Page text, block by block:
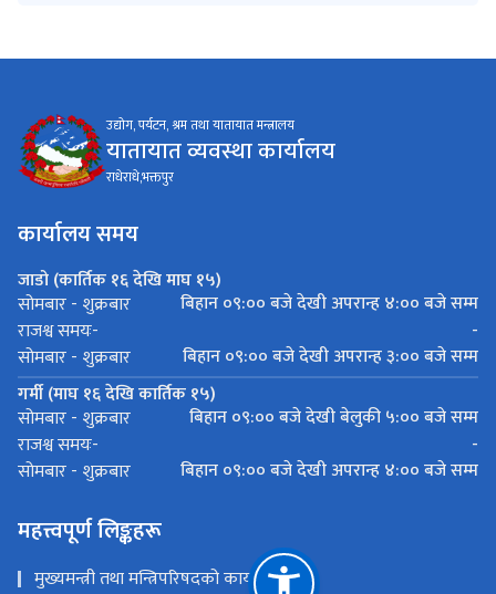
उद्योग, पर्यटन, श्रम तथा यातायात मन्त्रालय
यातायात व्यवस्था कार्यालय
राधेराधे,भक्तपुर
कार्यालय समय
जाडो (कार्तिक १६ देखि माघ १५)
सोमबार - शुक्रबार
बिहान ०९:०० बजे देखी अपरान्ह ४:०० बजे सम्म
राजश्व समयः-
-
सोमबार - शुक्रबार
बिहान ०९:०० बजे देखी अपरान्ह ३:०० बजे सम्म
गर्मी (माघ १६ देखि कार्तिक १५)
सोमबार - शुक्रबार
बिहान ०९:०० बजे देखी बेलुकी ५:०० बजे सम्म
राजश्व समयः-
-
सोमबार - शुक्रबार
बिहान ०९:०० बजे देखी अपरान्ह ४:०० बजे सम्म
महत्त्वपूर्ण लिङ्कहरू
मुख्यमन्त्री तथा मन्त्रिपरिषदको कार्यालय